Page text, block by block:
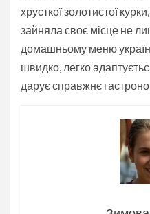
хрусткої золотистої
зайняла своє місце не
домашньому меню
швидко, легко
дарує справжнє